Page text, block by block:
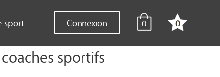
Connexion 0 0
sport
sportifs